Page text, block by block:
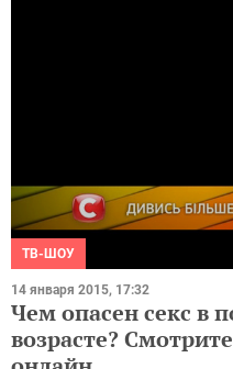
ТВ-ШОУ
14 января 2015, 17:32
Чем опасен секс в
возрасте?